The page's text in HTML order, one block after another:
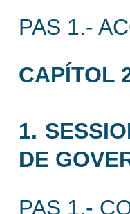
PAS 1.-
CAPÍTOL
1.
DE
PAS 1.-